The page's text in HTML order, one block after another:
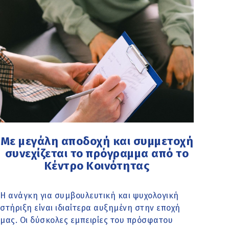
Με μεγάλη αποδοχή και συμμετοχή
συνεχίζεται το πρόγραμμα από το
Κέντρο Κοινότητας
Η ανάγκη για συμβουλευτική και ψυχολογική
στήριξη είναι ιδιαίτερα αυξημένη στην εποχή
μας. Οι δύσκολες εμπειρίες του πρόσφατου